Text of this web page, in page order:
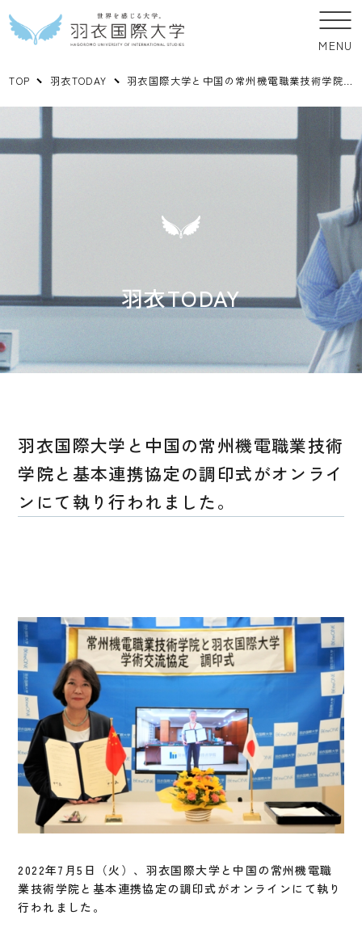
MENU
TOP 羽衣TODAY 羽衣国際大学と中国の常州機電職業技術学院と基本連携協定の調印式がオンラインにて執り行われました。
羽衣TODAY
羽衣国際大学と中国の常州機電職業技術
学院と基本連携協定の調印式がオンライ
ンにて執り行われました。
2022年7月5日（火）、羽衣国際大学と中国の常州機電職
業技術学院と基本連携協定の調印式がオンラインにて執り
行われました。